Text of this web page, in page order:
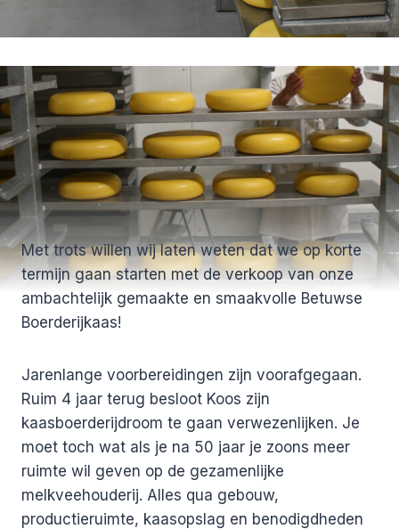
Met trots willen wij laten weten dat we op korte
termijn gaan starten met de verkoop van onze
ambachtelijk gemaakte en smaakvolle Betuwse
Boerderijkaas!
Jarenlange voorbereidingen zijn voorafgegaan.
Ruim 4 jaar terug besloot Koos zijn
kaasboerderijdroom te gaan verwezenlijken. Je
moet toch wat als je na 50 jaar je zoons meer
ruimte wil geven op de gezamenlijke
melkveehouderij. Alles qua gebouw,
productieruimte, kaasopslag en benodigdheden